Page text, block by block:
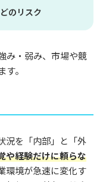
のリスク
み・弱み、市場や競
。
況を「内部」と「外
や経験だけに頼らな
環境が急速に変化す